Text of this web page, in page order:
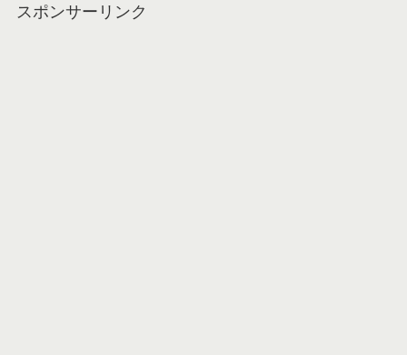
スポンサーリンク